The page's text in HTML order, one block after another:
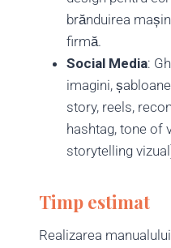
brănduirea
firmă.
Social Media:
imagini, șabloane
story, reels,
hashtag, tone of
storytelling
Timp estimat
Realizarea